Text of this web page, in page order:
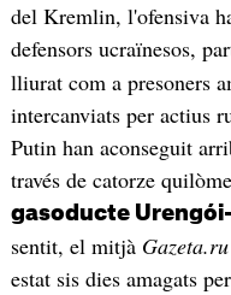
del Kremlin, l'ofensiva
defensors ucraïnesos,
lliurat com a presoners
intercanviats per actius
Putin han aconseguit
través de catorze
gasoducte
sentit, el mitjà Gazeta.ru
estat sis dies amagats